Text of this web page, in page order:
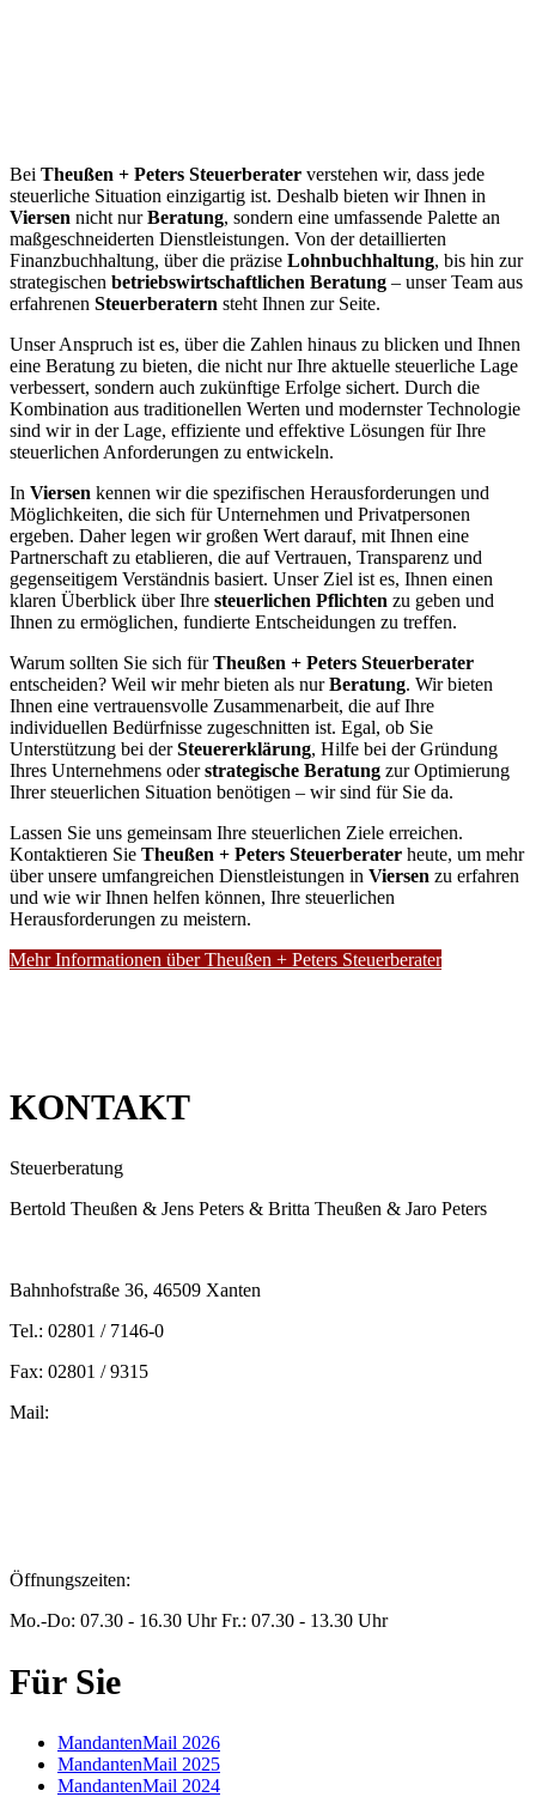
Bei Theußen + Peters Steuerberater verstehen wir, dass jede
steuerliche Situation einzigartig ist. Deshalb bieten wir Ihnen in
Viersen nicht nurBeratung, sondern eine umfassende Palette an
maßgeschneiderten Dienstleistungen. Von der detaillierten
Finanzbuchhaltung, über die präzise Lohnbuchhaltung, bis hin zur
strategischen betriebswirtschaftlichen Beratung – unser Team aus
erfahrenen Steuerberatern steht Ihnen zur Seite.
Unser Anspruch ist es, über die Zahlen hinaus zu blicken und Ihnen
eine Beratung zu bieten, die nicht nur Ihre aktuelle steuerliche Lage
verbessert, sondern auch zukünftige Erfolge sichert. Durch die
Kombination aus traditionellen Werten und modernster Technologie
sind wir in der Lage, effiziente und effektive Lösungen für Ihre
steuerlichen Anforderungen zu entwickeln.
In Viersen kennen wir die spezifischen Herausforderungen und
Möglichkeiten, die sich für Unternehmen und Privatpersonen
ergeben. Daher legen wir großen Wert darauf, mit Ihnen eine
Partnerschaft zu etablieren, die auf Vertrauen, Transparenz und
gegenseitigem Verständnis basiert. Unser Ziel ist es, Ihnen einen
klaren Überblick über Ihre steuerlichen Pflichten zu geben und
Ihnen zu ermöglichen, fundierte Entscheidungen zu treffen.
Warum sollten Sie sich fürTheußen + Peters Steuerberater
entscheiden? Weil wir mehr bieten als nurBeratung. Wir bieten
Ihnen eine vertrauensvolle Zusammenarbeit, die auf Ihre
individuellen Bedürfnisse zugeschnitten ist. Egal, ob Sie
Unterstützung bei derSteuererklärung, Hilfe bei der Gründung
Ihres Unternehmens oderstrategische Beratung zur Optimierung
Ihrer steuerlichen Situation benötigen – wir sind für Sie da.
Lassen Sie uns gemeinsam Ihre steuerlichen Ziele erreichen.
Kontaktieren Sie Theußen + Peters Steuerberater heute, um mehr
über unsere umfangreichen Dienstleistungen in Viersen zu erfahren
und wie wir Ihnen helfen können, Ihre steuerlichen
Herausforderungen zu meistern.
Mehr Informationen über Theußen + Peters Steuerberater
KONTAKT
Steuerberatung
Bertold Theußen & Jens Peters & Britta Theußen & Jaro Peters
Bahnhofstraße 36, 46509 Xanten
Tel.: 02801 / 7146-0
Fax: 02801 / 9315
Mail:
Öffnungszeiten:
Mo.-Do: 07.30 - 16.30 Uhr Fr.: 07.30 - 13.30 Uhr
Für Sie
MandantenMail 2026
MandantenMail 2025
MandantenMail 2024